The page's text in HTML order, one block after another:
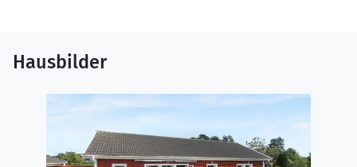
Sommerabende. Ein Abendessen vom Grill begeistert
die ganze Familie.
Entdecken Sie den lebendigen Hafen von Bønnerup
Strand und beobachten Sie die ein- und auslaufenden
Fischerboote. Kaufen Sie fangfrischen Fisch direkt am
Hausbilder